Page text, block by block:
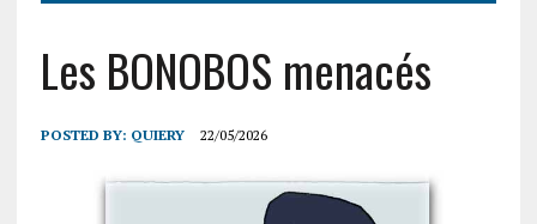
Les BONOBOS menacés
POSTED BY: QUIERY 22/05/2026